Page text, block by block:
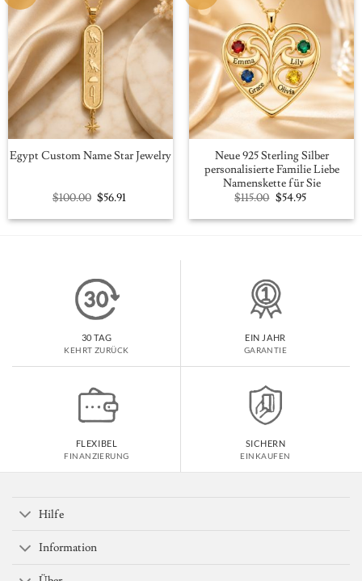
Egypt Custom Name Star Jewelry
$100.00 Original
price
was:
$56.91Current
is:
Neue 925 Sterling Silber
personalisierte Familie Liebe
Namenskette für Sie
$115.00 Original
price
was:
$54.95Current
is:
30 TAG
KEHRT ZURÜCK
EIN JAHR
GARANTIE
FLEXIBEL
FINANZIERUNG
SICHERN
EINKAUFEN
Hilfe
Information